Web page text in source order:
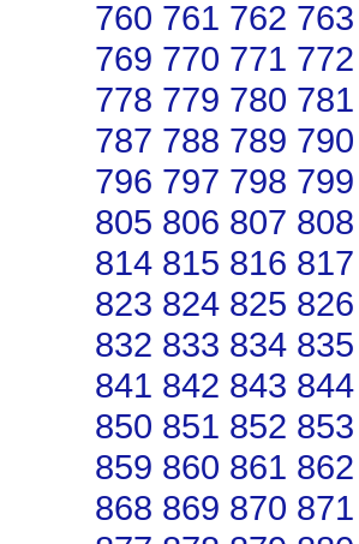
760 761 762 763
769 770 771 772
778 779 780 781
787 788 789 790
796 797 798 799
805 806 807 808
814 815 816 817
823 824 825 826
832 833 834 835
841 842 843 844
850 851 852 853
859 860 861 862
868 869 870 871